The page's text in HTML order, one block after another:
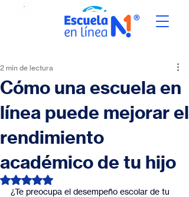
Cómo una escuela en
línea puede mejorar el
rendimiento
académico de tu hijo
2 min de lectura
Obtuvo NaN de 5 estrellas.
¿Te preocupa el desempeño escolar de tu